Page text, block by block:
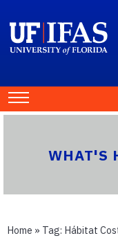
WHAT'S
Home » Tag: Hábitat